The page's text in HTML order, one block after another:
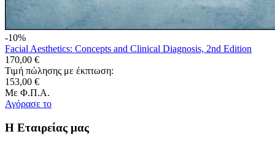
-10%
Facial Aesthetics: Concepts and Clinical Diagnosis, 2nd Edition
170,00 €
Τιμή πώλησης με έκπτωση:
153,00 €
Με Φ.Π.Α.
Αγόρασε το
Η Εταιρείας μας